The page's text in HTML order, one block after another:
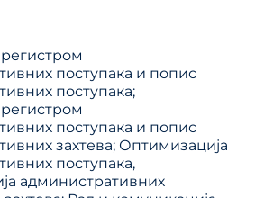
поступака и попис
поступака;
поступака и попис
захтева; Оптимизација
поступака,
административних